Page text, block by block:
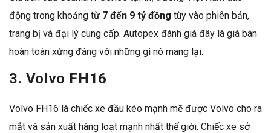
động trong khoảng từ 7 đến 9 tỷ đồng tùy vào phiên bản,
trang bị và đại lý cung cấp. Autopex đánh giá đây là giá bán
hoàn toàn xứng đáng với những gì nó mang lại.
3. Volvo FH16
Volvo FH16 là chiếc xe đầu kéo mạnh mẽ được Volvo cho ra
mắt và sản xuất hàng loạt mạnh nhất thế giới. Chiếc xe sở